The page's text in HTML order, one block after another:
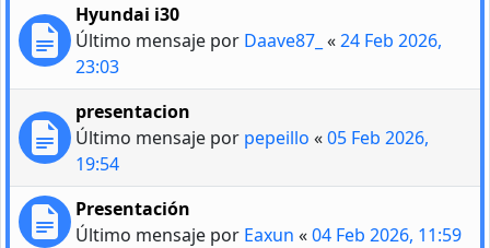
Hyundai i30
Último mensaje por Daave87_ «24 Feb 2026,
23:03
presentacion
Último mensaje por pepeillo «05 Feb 2026,
19:54
Presentación
Último mensaje por Eaxun «04 Feb 2026, 11:59